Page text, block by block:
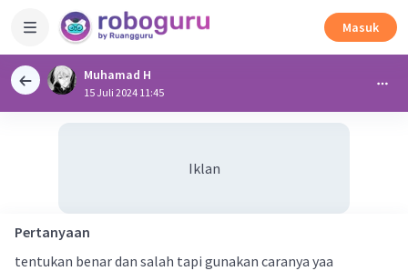
Masuk
Muhamad H
15 Juli 2024 11:45
Iklan
Pertanyaan
tentukan benar dan salah tapi gunakan caranya yaa